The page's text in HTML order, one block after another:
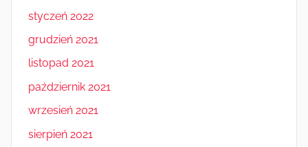
styczeń 2022
grudzień 2021
listopad 2021
październik 2021
wrzesień 2021
sierpień 2021